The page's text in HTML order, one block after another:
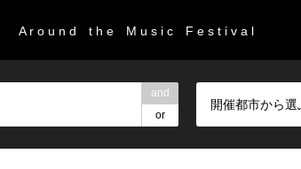
A r o u n d t h e M u s i c F e s t i v a l
and
or
開催都市から選